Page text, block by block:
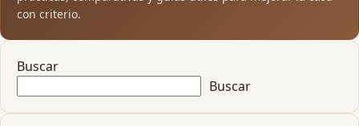
con criterio.
Buscar
Buscar